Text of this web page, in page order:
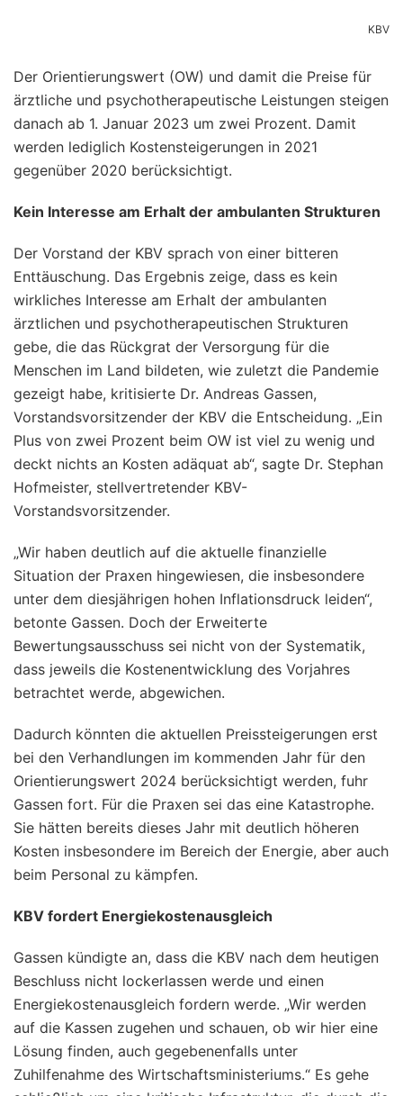
KBV
Der Orientierungswert (OW) und damit die Preise für
ärztliche und psychotherapeutische Leistungen steigen
danach ab 1. Januar 2023 um zwei Prozent. Damit
werden lediglich Kostensteigerungen in 2021
gegenüber 2020 berücksichtigt.
Kein Interesse am Erhalt der ambulanten Strukturen
Der Vorstand der KBV sprach von einer bitteren
Enttäuschung. Das Ergebnis zeige, dass es kein
wirkliches Interesse am Erhalt der ambulanten
ärztlichen und psychotherapeutischen Strukturen
gebe, die das Rückgrat der Versorgung für die
Menschen im Land bildeten, wie zuletzt die Pandemie
gezeigt habe, kritisierte Dr. Andreas Gassen,
Vorstandsvorsitzender der KBV die Entscheidung. „Ein
Plus von zwei Prozent beim OW ist viel zu wenig und
deckt nichts an Kosten adäquat ab“, sagte Dr. Stephan
Hofmeister, stellvertretender KBV-
Vorstandsvorsitzender.
„Wir haben deutlich auf die aktuelle finanzielle
Situation der Praxen hingewiesen, die insbesondere
unter dem diesjährigen hohen Inflationsdruck leiden“,
betonte Gassen. Doch der Erweiterte
Bewertungsausschuss sei nicht von der Systematik,
dass jeweils die Kostenentwicklung des Vorjahres
betrachtet werde, abgewichen.
Dadurch könnten die aktuellen Preissteigerungen erst
bei den Verhandlungen im kommenden Jahr für den
Orientierungswert 2024 berücksichtigt werden, fuhr
Gassen fort. Für die Praxen sei das eine Katastrophe.
Sie hätten bereits dieses Jahr mit deutlich höheren
Kosten insbesondere im Bereich der Energie, aber auch
beim Personal zu kämpfen.
KBV fordert Energiekostenausgleich
Gassen kündigte an, dass die KBV nach dem heutigen
Beschluss nicht lockerlassen werde und einen
Energiekostenausgleich fordern werde. „Wir werden
auf die Kassen zugehen und schauen, ob wir hier eine
Lösung finden, auch gegebenenfalls unter
Zuhilfenahme des Wirtschaftsministeriums.“ Es gehe